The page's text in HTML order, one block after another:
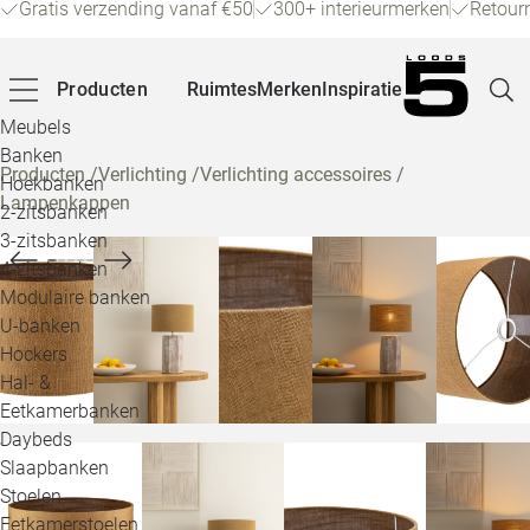
Gratis verzending vanaf €50 300+ interieurmerken
Producten
Meubels
Banken
Hoekbanken
2-zitsbanken
3-zitsbanken
4-zitsbanken
Modulaire banken
U-banken
Hockers
Hal- &
Eetkamerbanken
Daybeds
Slaapbanken
Stoelen
Eetkamerstoelen
RuimtesMerkenInspiratie
Producten/Verlichting /Verlichting accessoires /
Lampenkappen